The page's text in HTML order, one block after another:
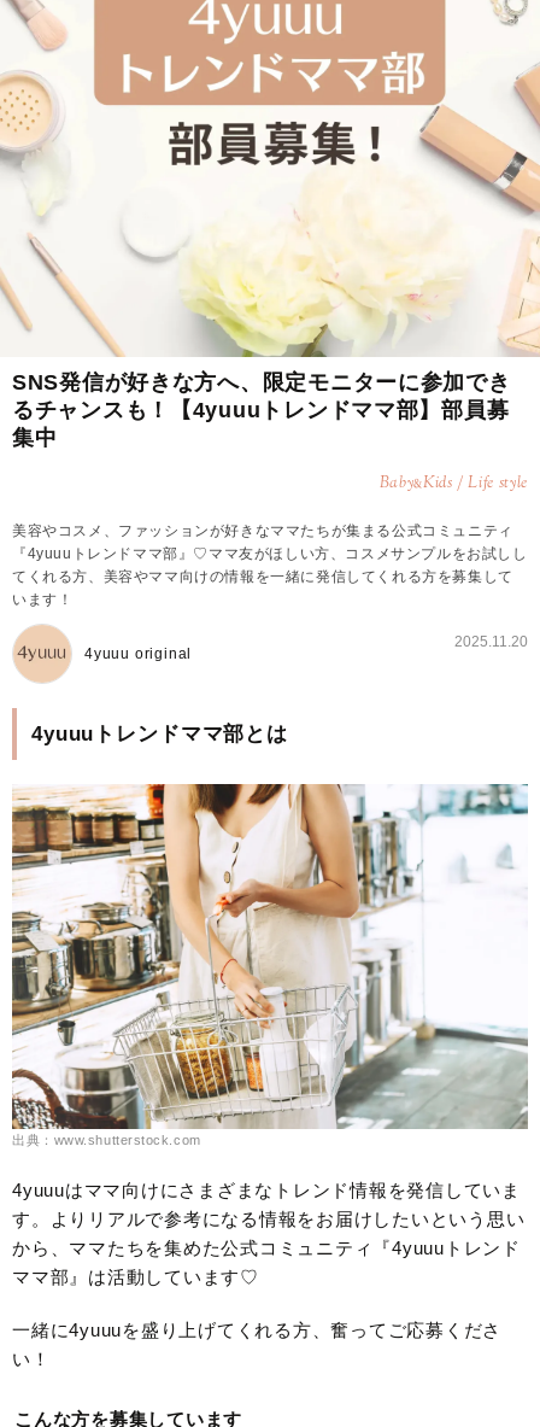
SNS発信が好きな方へ、限定モニターに参加でき
るチャンスも！【4yuuuトレンドママ部】部員募
集中
Baby&Kids / Life style
美容やコスメ、ファッションが好きなママたちが集まる公式コミュニティ
『4yuuuトレンドママ部』♡ママ友がほしい方、コスメサンプルをお試しし
てくれる方、美容やママ向けの情報を一緒に発信してくれる方を募集して
います！
4yuuu original
2025.11.20
4yuuuトレンドママ部とは
出典：www.shutterstock.com
4yuuuはママ向けにさまざまなトレンド情報を発信していま
す。よりリアルで参考になる情報をお届けしたいという思い
から、ママたちを集めた公式コミュニティ『4yuuuトレンド
ママ部』は活動しています♡
一緒に4yuuuを盛り上げてくれる方、奮ってご応募くださ
い！
こんな方を募集しています